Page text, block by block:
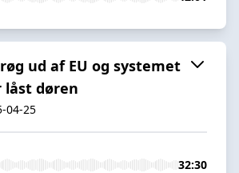
ud af EU og systemet
låst døren
04-25
32:30